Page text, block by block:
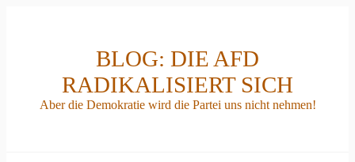
BLOG: DIE AFD
RADIKALISIERT SICH
Aber die Demokratie wird die Partei uns nicht nehmen!